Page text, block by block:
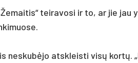
tei­ra­vo­si ir to, ar jie
ne­skubė­jo at­skleis­ti visų